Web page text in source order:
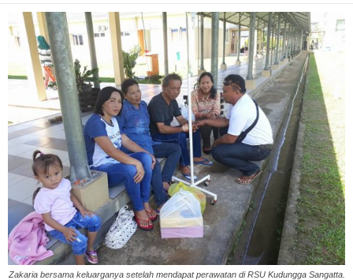
Zakaria bersama keluarganya setelah mendapat perawatan di RSU Kudungga Sangatta.